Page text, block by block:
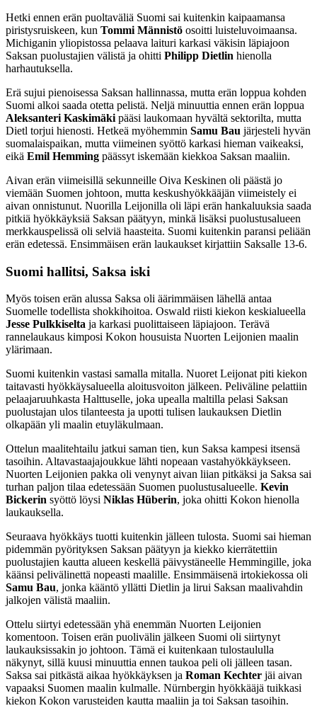
Hetki ennen erän puoltaväliä Suomi sai kuitenkin kaipaamansa
piristysruiskeen, kun Tommi Männistö osoitti luisteluvoimaansa.
Michiganin yliopistossa pelaava laituri karkasi väkisin läpiajoon
Saksan puolustajien välistä ja ohitti Philipp Dietlin hienolla
harhautuksella.
Erä sujui pienoisessa Saksan hallinnassa, mutta erän loppua kohden
Suomi alkoi saada otetta pelistä. Neljä minuuttia ennen erän loppua
Aleksanteri Kaskimäki pääsi laukomaan hyvältä sektorilta, mutta
Dietl torjui hienosti. Hetkeä myöhemmin Samu Bau järjesteli hyvän
suomalaispaikan, mutta viimeinen syöttö karkasi hieman vaikeaksi,
eikä Emil Hemming päässyt iskemään kiekkoa Saksan maaliin.
Aivan erän viimeisillä sekunneille Oiva Keskinen oli päästä jo
viemään Suomen johtoon, mutta keskushyökkääjän viimeistely ei
aivan onnistunut. Nuorilla Leijonilla oli läpi erän hankaluuksia saada
pitkiä hyökkäyksiä Saksan päätyyn, minkä lisäksi puolustusalueen
merkkauspelissä oli selviä haasteita. Suomi kuitenkin paransi peliään
erän edetessä. Ensimmäisen erän laukaukset kirjattiin Saksalle 13-6.
Suomi hallitsi, Saksa iski
Myös toisen erän alussa Saksa oli äärimmäisen lähellä antaa
Suomelle todellista shokkihoitoa. Oswald riisti kiekon keskialueella
Jesse Pulkkiselta ja karkasi puolittaiseen läpiajoon. Terävä
rannelaukaus kimposi Kokon housuista Nuorten Leijonien maalin
ylärimaan.
Suomi kuitenkin vastasi samalla mitalla. Nuoret Leijonat piti kiekon
taitavasti hyökkäysalueella aloitusvoiton jälkeen. Peliväline pelattiin
pelaajaruuhkasta Halttuselle, joka upealla maltilla pelasi Saksan
puolustajan ulos tilanteesta ja upotti tulisen laukauksen Dietlin
olkapään yli maalin etuyläkulmaan.
Ottelun maalitehtailu jatkui saman tien, kun Saksa kampesi itsensä
tasoihin. Altavastaajajoukkue lähti nopeaan vastahyökkäykseen.
Nuorten Leijonien pakka oli venynyt aivan liian pitkäksi ja Saksa sai
turhan paljon tilaa edetessään Suomen puolustusalueelle. Kevin
Bickerin syöttö löysi Niklas Hüberin, joka ohitti Kokon hienolla
laukauksella.
Seuraava hyökkäys tuotti kuitenkin jälleen tulosta. Suomi sai hieman
pidemmän pyörityksen Saksan päätyyn ja kiekko kierrätettiin
puolustajien kautta alueen keskellä päivystäneelle Hemmingille, joka
käänsi pelivälinettä nopeasti maalille. Ensimmäisenä irtokiekossa oli
Samu Bau, jonka kääntö yllätti Dietlin ja lirui Saksan maalivahdin
jalkojen välistä maaliin.
Ottelu siirtyi edetessään yhä enemmän Nuorten Leijonien
komentoon. Toisen erän puolivälin jälkeen Suomi oli siirtynyt
laukauksissakin jo johtoon. Tämä ei kuitenkaan tulostaululla
näkynyt, sillä kuusi minuuttia ennen taukoa peli oli jälleen tasan.
Saksa sai pitkästä aikaa hyökkäyksen ja Roman Kechter jäi aivan
vapaaksi Suomen maalin kulmalle. Nürnbergin hyökkääjä tuikkasi
kiekon Kokon varusteiden kautta maaliin ja toi Saksan tasoihin.